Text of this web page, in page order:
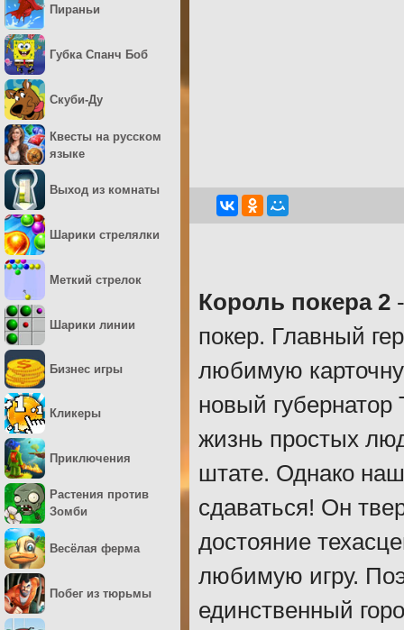
Король покера 2
покер. Главный
любимую
новый губернатор
жизнь простых
штате. Однако наш
сдаваться! Он
достояние
любимую игру.
единственный
Пираньи
Губка Спанч Боб
Скуби-Ду
Квесты на русском
языке
Выход из комнаты
Шарики стрелялки
Меткий стрелок
Шарики линии
Бизнес игры
Кликеры
Приключения
Растения против
Зомби
Весёлая ферма
Побег из тюрьмы